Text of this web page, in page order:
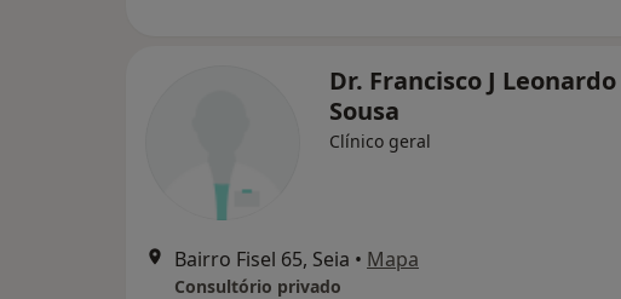
Dr. Francisco J Leonardo
Sousa
Clínico geral
Bairro Fisel 65, Seia • Mapa
Consultório privado